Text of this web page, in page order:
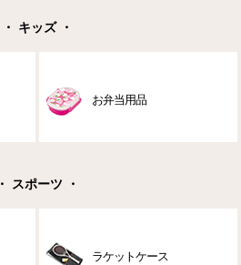
・ キッズ ・
お弁当用品
・ スポーツ ・
ラケットケース